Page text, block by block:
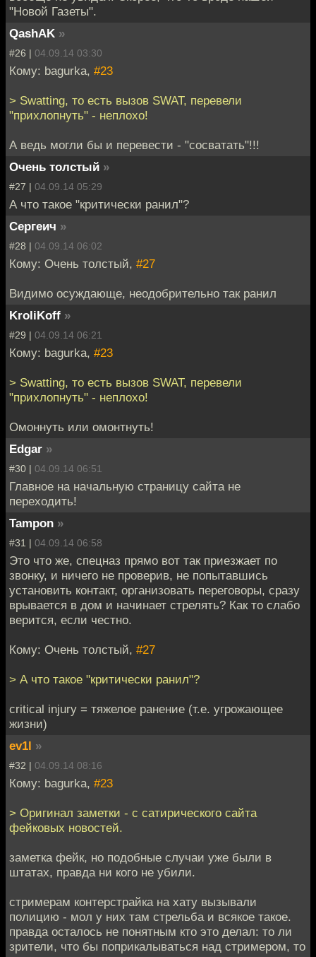
"Новой Газеты".
QashAK »
#26 | 04.09.14 03:30
Кому: bagurka, #23
> Swatting, то есть вызов SWAT, перевели
"прихлопнуть" - неплохо!
А ведь могли бы и перевести - "сосватать"!!!
Очень толстый »
#27 | 04.09.14 05:29
А что такое "критически ранил"?
Сергеич »
#28 | 04.09.14 06:02
Кому: Очень толстый, #27
Видимо осуждающе, неодобрительно так ранил
KroliKoff »
#29 | 04.09.14 06:21
Кому: bagurka, #23
> Swatting, то есть вызов SWAT, перевели
"прихлопнуть" - неплохо!
Омоннуть или омонтнуть!
Edgar »
#30 | 04.09.14 06:51
Главное на начальную страницу сайта не
переходить!
Tampon »
#31 | 04.09.14 06:58
Это что же, спецназ прямо вот так приезжает по
звонку, и ничего не проверив, не попытавшись
установить контакт, организовать переговоры, сразу
врывается в дом и начинает стрелять? Как то слабо
верится, если честно.
Кому: Очень толстый, #27
> А что такое "критически ранил"?
critical injury = тяжелое ранение (т.е. угрожающее
жизни)
ev1l »
#32 | 04.09.14 08:16
Кому: bagurka, #23
> Оригинал заметки - с сатирического сайта
фейковых новостей.
заметка фейк, но подобные случаи уже были в
штатах, правда ни кого не убили.
стримерам контерстрайка на хату вызывали
полицию - мол у них там стрельба и всякое такое.
правда осталось не понятным кто это делал: то ли
зрители, что бы поприкалываться над стримером, то